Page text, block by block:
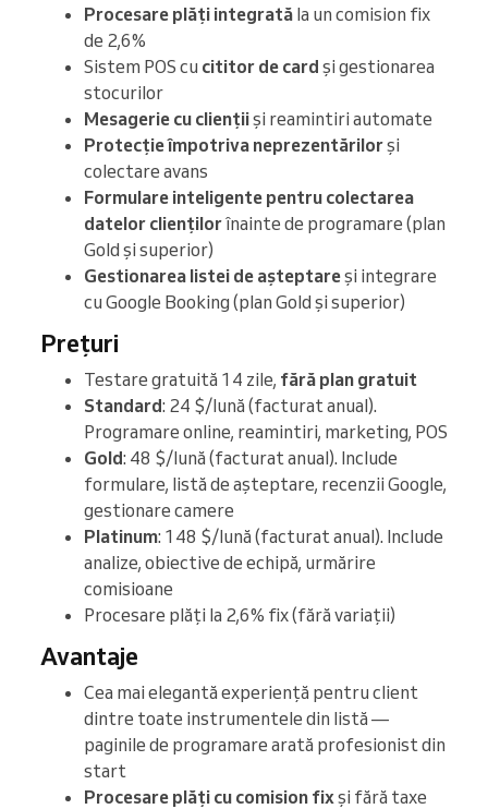
Procesare plăți integrată la un comision fix
de 2,6%
Sistem POS cu cititor de card și gestionarea
stocurilor
Mesagerie cu cliențiiși reamintiri automate
Protecție împotriva neprezentărilorși
colectare avans
Formulare inteligente pentru colectarea
datelor cliențilorînainte de programare (plan
Gold și superior)
Gestionarea listei de așteptareși integrare
cu Google Booking (plan Gold și superior)
Prețuri
Testare gratuită 14 zile, fără plan gratuit
Standard: 24 $/lună (facturat anual).
Programare online, reamintiri, marketing, POS
Gold: 48 $/lună (facturat anual). Include
formulare, listă de așteptare, recenzii Google,
gestionare camere
Platinum: 148 $/lună (facturat anual). Include
analize, obiective de echipă, urmărire
comisioane
Procesare plăți la 2,6% fix (fără variații)
Avantaje
Cea mai elegantă experiență pentru client
dintre toate instrumentele din listă —
paginile de programare arată profesionist din
start
Procesare plăți cu comision fix și fără taxe